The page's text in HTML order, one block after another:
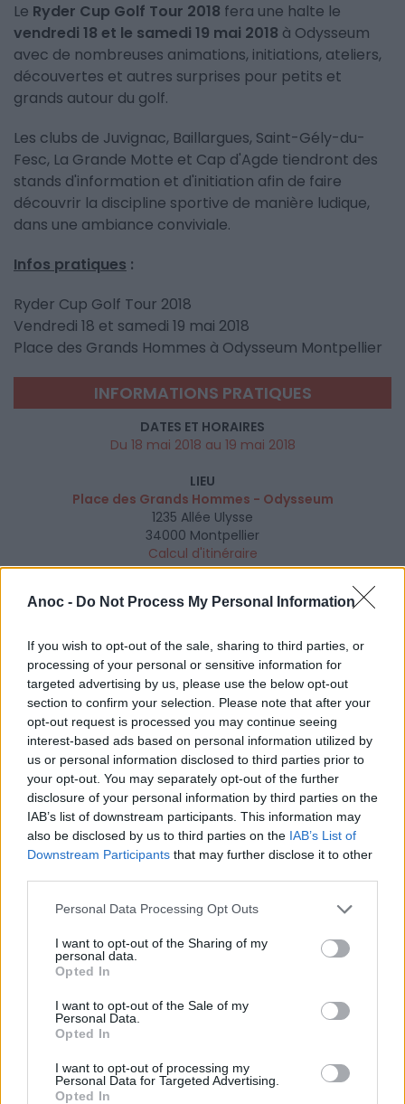
Anoc - Do Not Process My Personal Information
If you wish to opt-out of the sale, sharing to third parties, or
processing of your personal or sensitive information for
targeted advertising by us, please use the below opt-out
section to confirm your selection. Please note that after your
opt-out request is processed you may continue seeing
interest-based ads based on personal information utilized by
us or personal information disclosed to third parties prior to
your opt-out. You may separately opt-out of the further
disclosure of your personal information by third parties on the
IAB’s list of downstream participants. This information may
also be disclosed by us to third parties on the IAB’s List of
Downstream Participants that may further disclose it to other
Personal Data Processing Opt Outs
I want to opt-out of the Sharing of my
personal data.
Opted In
I want to opt-out of the Sale of my
Personal Data.
Opted In
I want to opt-out of processing my
Personal Data for Targeted Advertising.
Opted In
Le Ryder Cup Golf Tour 2018 fera une halte le
vendredi 18 et le samedi 19 mai 2018 à Odysseum
avec de nombreuses animations, initiations, ateliers,
découvertes et autres surprises pour petits et
grands autour du golf.
Les clubs de Juvignac, Baillargues, Saint-Gély-du-
Fesc, La Grande Motte et Cap d'Agde tiendront des
stands d'information et d'initiation afin de faire
découvrir la discipline sportive de manière ludique,
dans une ambiance conviviale.
Infos pratiques :
Ryder Cup Golf Tour 2018
Vendredi 18 et samedi 19 mai 2018
Place des Grands Hommes à Odysseum Montpellier
INFORMATIONS PRATIQUES
DATES ET HORAIRES
Du 18 mai 2018 au 19 mai 2018
LIEU
Place des Grands Hommes - Odysseum
1235 Allée Ulysse
34000 Montpellier
Calcul d'itinéraire
Gratuit
SITE OFFICIEL
www.ffgolf.org
AFFICHER LA CARTE
Mots-clés : Montpellier, sport montpellier
événement
montpellier,Hérault
COMMENTAIRES